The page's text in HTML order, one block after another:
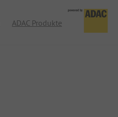
ADAC Produkte